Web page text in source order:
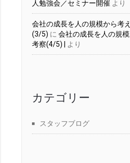
人勉強会／セミナー開催 より
会社の成長を人の規模から考
(3/5) に 会社の成長を人の規
考察(4/5) |
より
カテゴリー
スタッフブログ